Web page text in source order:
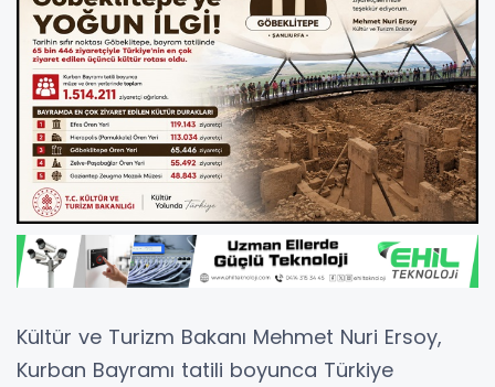
Kültür ve Turizm Bakanı Mehmet Nuri Ersoy,
Kurban Bayramı tatili boyunca Türkiye